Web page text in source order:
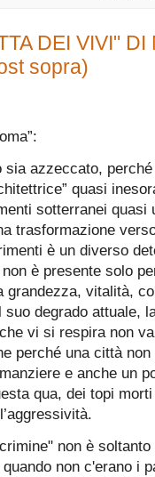
DEI VIVI"
sopra)
sia azzeccato,
quasi
sotterranei quasi
trasformazione
è un diverso
è presente solo
grandezza, vitalità,
degrado attuale,
vi si respira non
perché una città
e anche un
qua, dei topi
non è
non c'erano i